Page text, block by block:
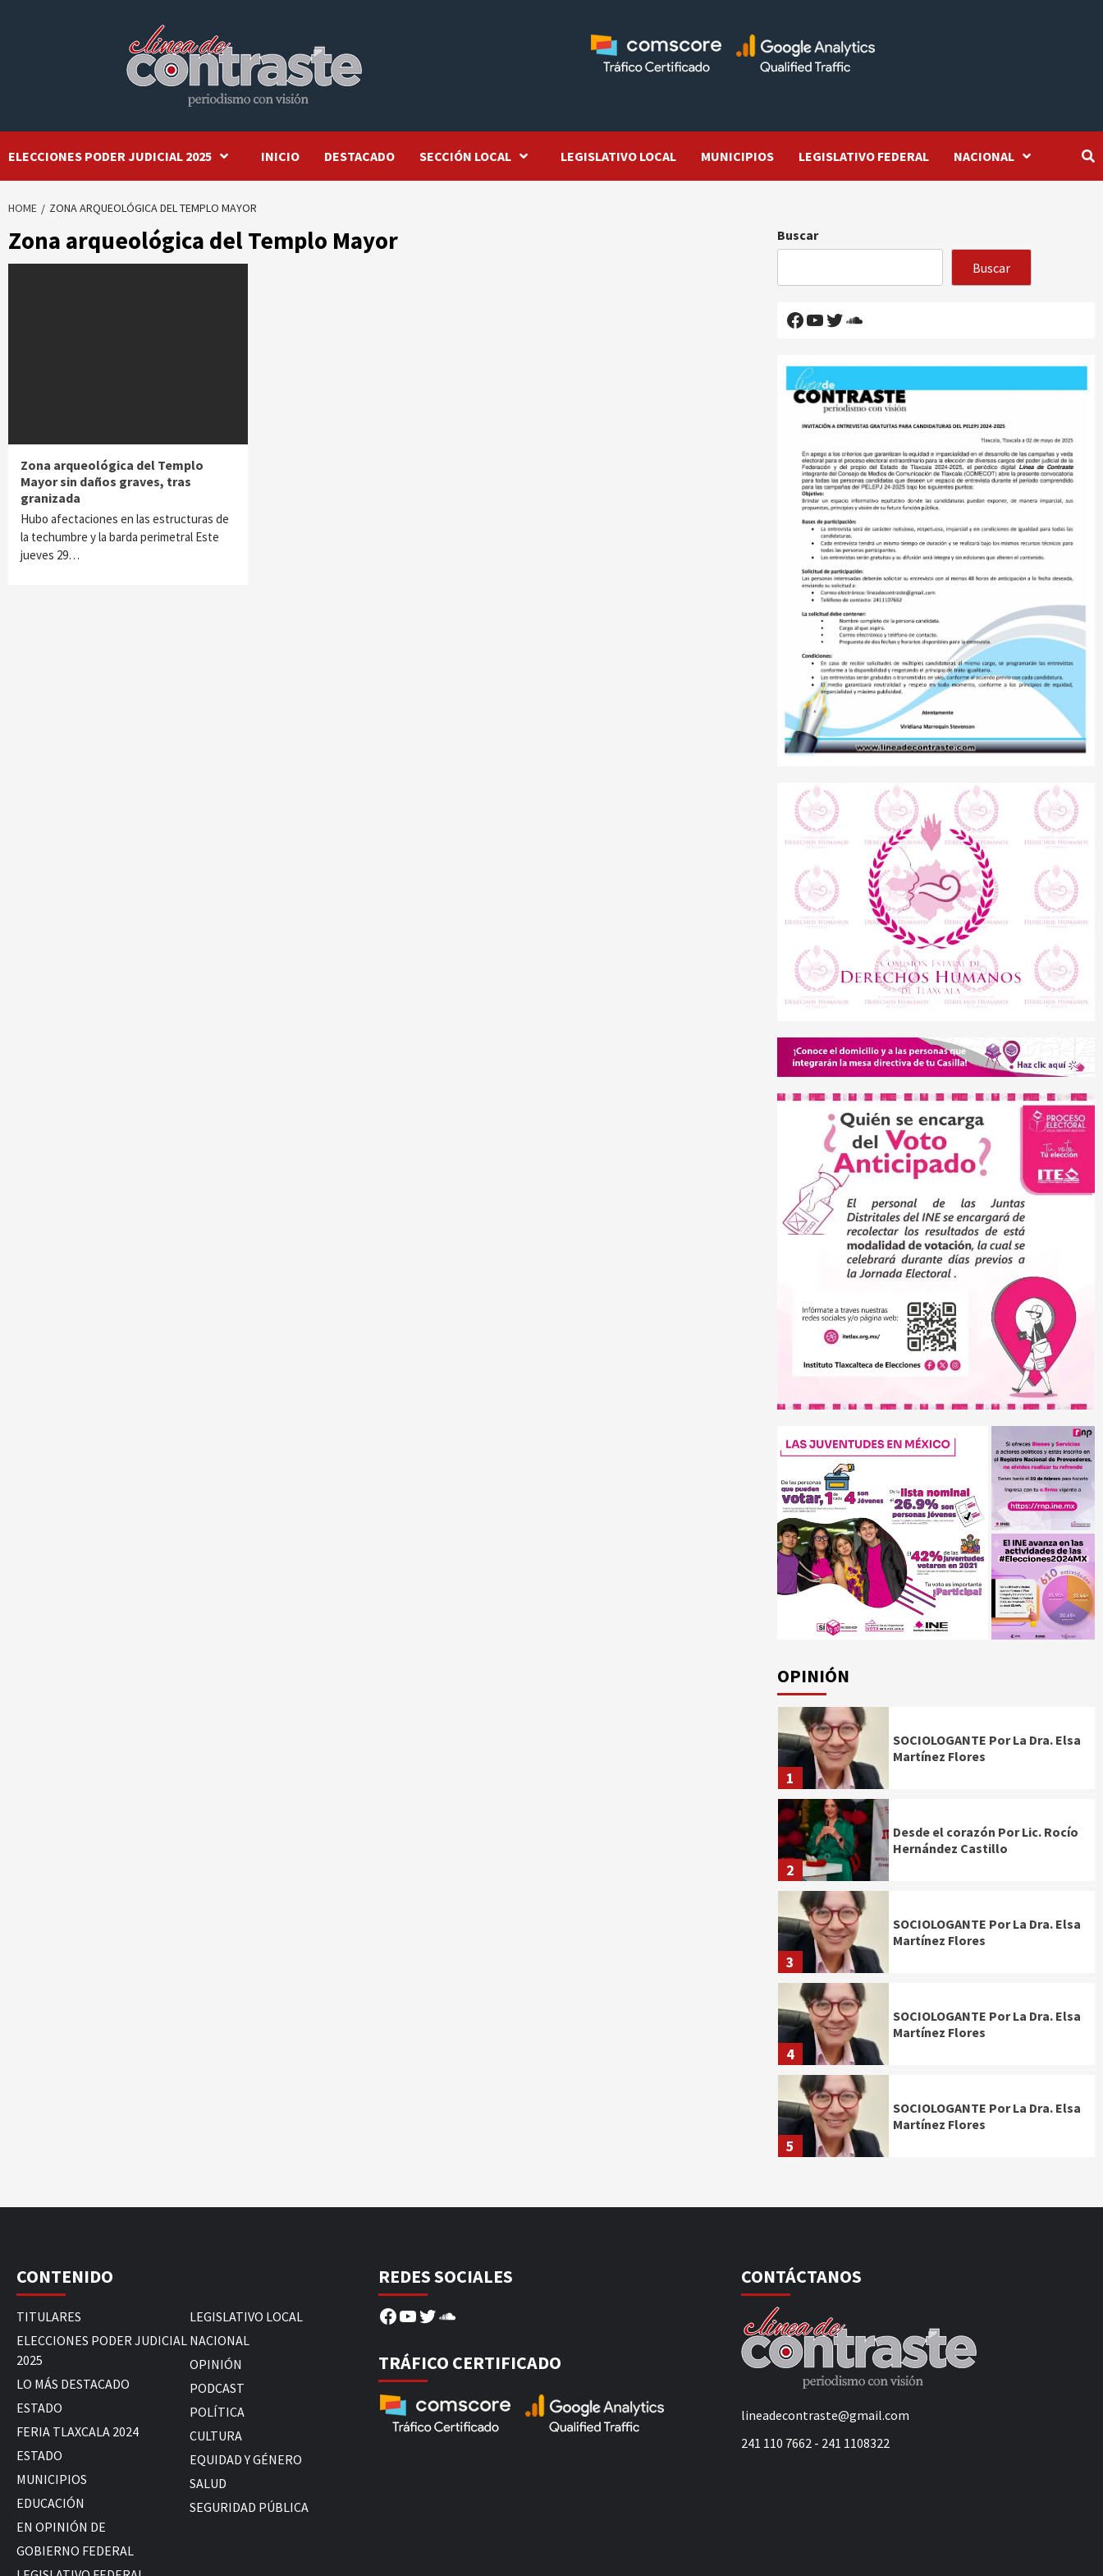
ELECCIONES PODER JUDICIAL 2025 INICIO DESTACADO SECCIÓN LOCAL LEGISLATIVO LOCAL MUNICIPIOS LEGISLATIVO FEDERAL NACIONAL
HOME ZONA ARQUEOLÓGICA DEL TEMPLO MAYOR
Zona arqueológica del Templo Mayor
Zona arqueológica del Templo
Mayor sin daños graves, tras
granizada
Hubo afectaciones en las estructuras de
la techumbre y la barda perimetral Este
jueves 29…
Buscar
Buscar
Facebook
YouTube
Twitter
SoundCloud
OPINIÓN
1
SOCIOLOGANTE Por La Dra. Elsa
Martínez Flores
2
Desde el corazón Por Lic. Rocío
Hernández Castillo
3
SOCIOLOGANTE Por La Dra. Elsa
Martínez Flores
4
SOCIOLOGANTE Por La Dra. Elsa
Martínez Flores
5
SOCIOLOGANTE Por La Dra. Elsa
Martínez Flores
CONTENIDO
TITULARES
ELECCIONES PODER JUDICIAL
2025
LO MÁS DESTACADO
ESTADO
FERIA TLAXCALA 2024
ESTADO
MUNICIPIOS
EDUCACIÓN
EN OPINIÓN DE
GOBIERNO FEDERAL
LEGISLATIVO LOCAL
NACIONAL
OPINIÓN
PODCAST
POLÍTICA
CULTURA
EQUIDAD Y GÉNERO
SALUD
SEGURIDAD PÚBLICA
REDES SOCIALES
Facebook
YouTube
Twitter
SoundCloud
TRÁFICO CERTIFICADO
CONTÁCTANOS
lineadecontraste@gmail.com
241 110 7662 - 241 1108322